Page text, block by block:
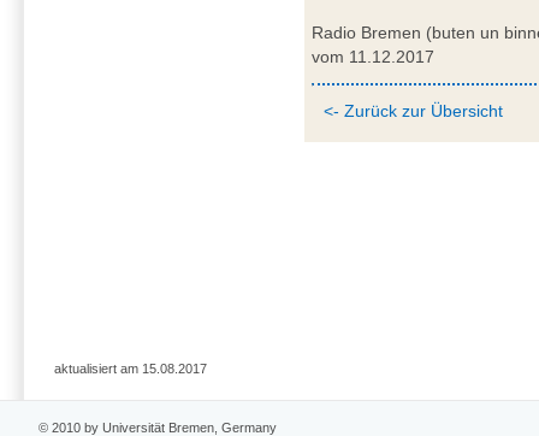
Radio Bremen (buten un
vom 11.12.2017
<- Zurück zur Übersicht
aktualisiert am 15.08.2017
© 2010 by Universität Bremen, Germany